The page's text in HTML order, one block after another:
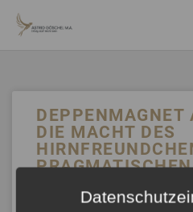
INHALT
DEPPENMAGNET
DIE MACHT DES
PRAGMATISCHEN